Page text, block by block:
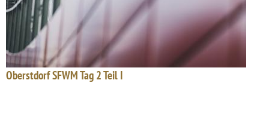
Oberstdorf SFWM Tag 2 Teil I